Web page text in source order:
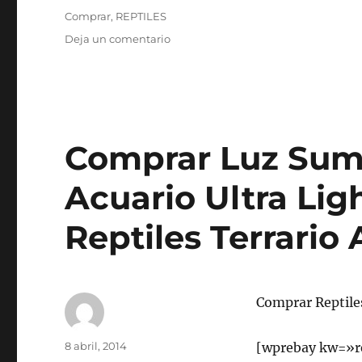
Etiquetas
Comprar, REPTILES
Deja un comentarioen
Comprar Luz
Acuario Ultra
Reptiles Terrario
Comprar
[wprebay
Autor
Publicado
8 abril, 2014